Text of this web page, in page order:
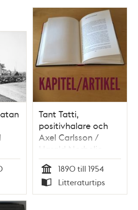
Tant Tatti,
positivhalare och
Axel Carlsson /
Harald Norbelie
Tid
1890 till 1954
Typ
Litteraturtips